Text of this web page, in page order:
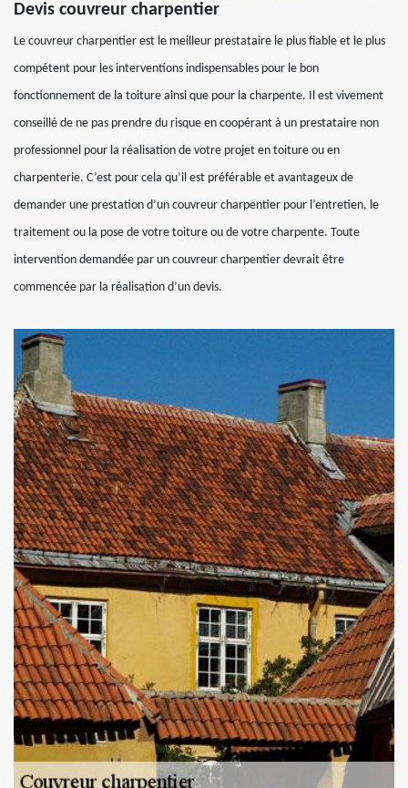
Devis couvreur charpentier
Le couvreur charpentier est le meilleur prestataire le plus fiable et le plus
compétent pour les interventions indispensables pour le bon
fonctionnement de la toiture ainsi que pour la charpente. Il est vivement
conseillé de ne pas prendre du risque en coopérant à un prestataire non
professionnel pour la réalisation de votre projet en toiture ou en
charpenterie. C’est pour cela qu’il est préférable et avantageux de
demander une prestation d’un couvreur charpentier pour l’entretien, le
traitement ou la pose de votre toiture ou de votre charpente. Toute
intervention demandée par un couvreur charpentier devrait être
commencée par la réalisation d’un devis.